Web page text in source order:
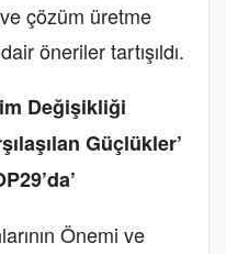
çözüm üretme
öneriler tartışıldı.
Değişikliği
Güçlükler’
Önemi ve